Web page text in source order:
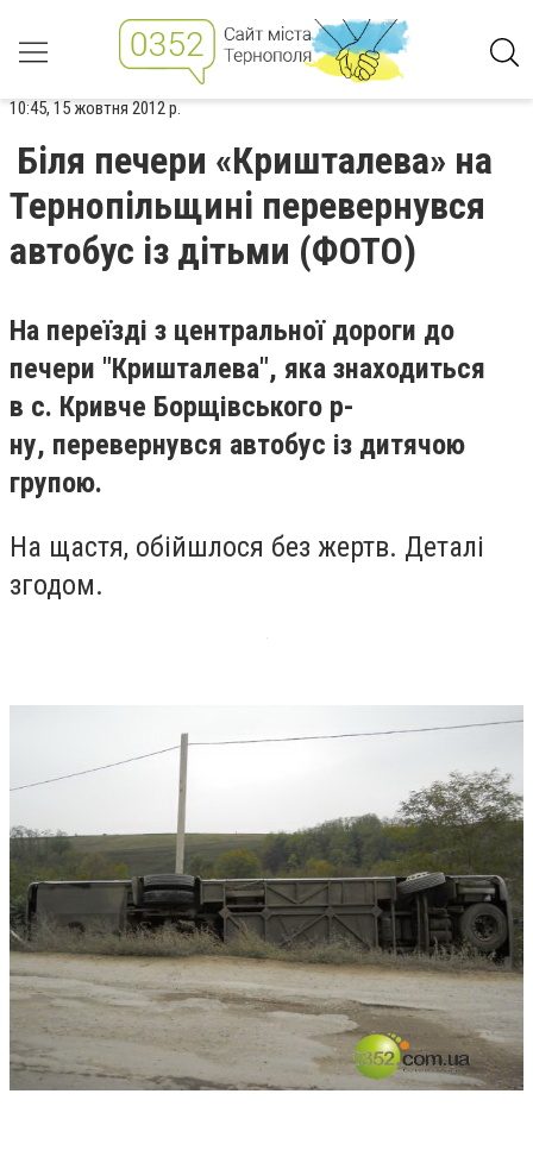
10:45, 15 жовтня 2012 р.
Біля печери «Кришталева» на
Тернопільщині перевернувся
автобус із дітьми (ФОТО)
На переїзді з центральної дороги до
печери "Кришталева", яка знаходиться
в с. Кривче Борщівського р-
ну, перевернувся автобус із дитячою
групою.
На щастя, обійшлося без жертв. Деталі
згодом.